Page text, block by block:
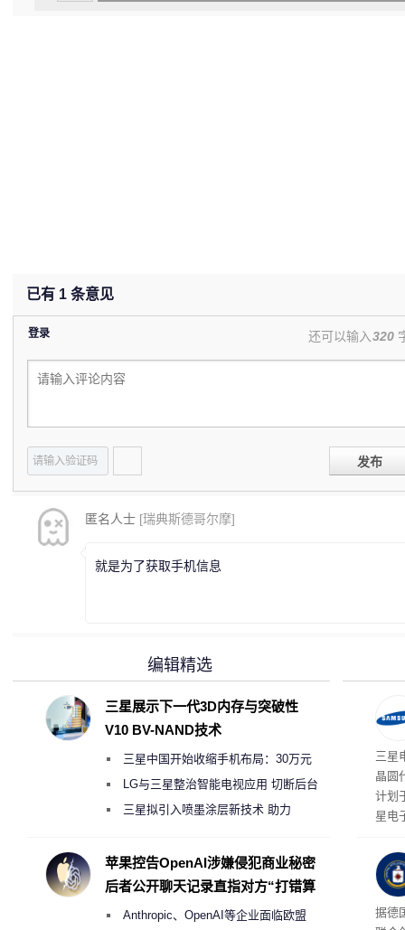
已有 1 条意见
登录 还可以输入320
发布
匿名人士 [瑞典斯德哥尔摩]
就是为了获取手机信息
三星
晶圆
计划
星电
地
年实
据德
编辑精选
三星展示下一代3D内存与突破性
V10 BV-NAND技术
三星中国开始收缩手机布局：30万元
月销售额不达标门店 将被逐步清退
LG与三星整治智能电视应用 切断后台
偷偷共享带宽的违规行为
三星拟引入喷墨涂层新技术 助力
度
苹果控告OpenAI涉嫌侵犯商业秘密
后者公开聊天记录直指对方“打错算
Anthropic、OpenAI等企业面临欧盟